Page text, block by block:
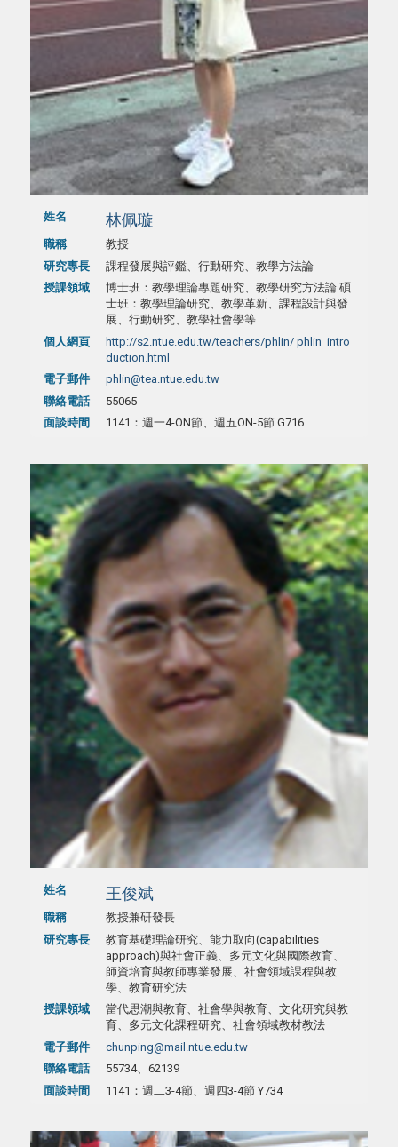
姓名 林佩璇
職稱
教授
研究專長
課程發展與評鑑、行動研究、教學方法論
授課領域
博士班：教學理論專題研究、教學研究方法論 碩
士班：教學理論研究、教學革新、課程設計與發
展、行動研究、教學社會學等
個人網頁
http://s2.ntue.edu.tw/teachers/phlin/ phlin_intro
duction.html
電子郵件
phlin@tea.ntue.edu.tw
聯絡電話
55065
面談時間
1141：週一4-ON節、週五ON-5節 G716
姓名 王俊斌
職稱
教授兼研發長
研究專長
教育基礎理論研究、能力取向(capabilities
approach)與社會正義、多元文化與國際教育、
師資培育與教師專業發展、社會領域課程與教
學、教育研究法
授課領域
當代思潮與教育、社會學與教育、文化研究與教
育、多元文化課程研究、社會領域教材教法
電子郵件
chunping@mail.ntue.edu.tw
聯絡電話
55734、62139
面談時間
1141：週二3-4節、週四3-4節 Y734